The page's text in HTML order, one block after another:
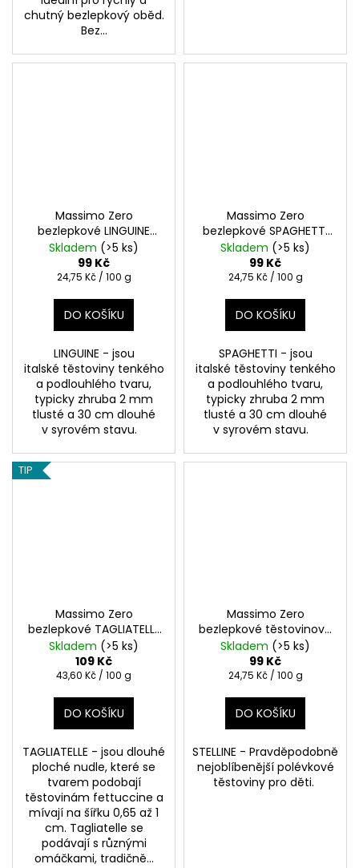
chutný bezlepkový oběd.
Bez...
Massimo Zero
bezlepkové LINGUINE
400gItalské kukuřično-
rýžové těstoviny bez
lepku
Skladem (>5 ks)
99 Kč
Měrná
24,75 Kč / 100 g
DO KOŠÍKU
LINGUINE - jsou
italské těstoviny tenkého
a podlouhlého tvaru,
typicky zhruba 2 mm
tlusté a 30 cm dlouhé
v syrovém stavu.
Massimo Zero
bezlepkové SPAGHETTI
400g
Skladem (>5 ks)
99 Kč
Měrná
24,75 Kč / 100 g
DO KOŠÍKU
SPAGHETTI - jsou
italské těstoviny tenkého
a podlouhlého tvaru,
typicky zhruba 2 mm
tlusté a 30 cm dlouhé
v syrovém stavu.
TIP
Massimo Zero
bezlepkové TAGLIATELLE
250g
Skladem (>5 ks)
109 Kč
Měrná
43,60 Kč / 100 g
DO KOŠÍKU
TAGLIATELLE - jsou dlouhé
ploché nudle, které se
tvarem podobají
těstovinám fettuccine a
mívají na šířku 0,65 až 1
cm. Tagliatelle se
podávají s různými
omáčkami, tradičně...
Massimo Zero
bezlepkové těstovinové
hvězdičky STELLINE 400g
Skladem (>5 ks)
99 Kč
Měrná
24,75 Kč / 100 g
DO KOŠÍKU
STELLINE - Pravděpodobně
nejoblíbenější polévkové
těstoviny pro děti.